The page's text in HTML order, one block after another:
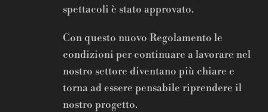
spettacoli è stato approvato.
Con questo nuovo Regolamento le
condizioni per continuare a lavorare nel
nostro settore diventano più chiare e
torna ad essere pensabile riprendere il
nostro progetto.